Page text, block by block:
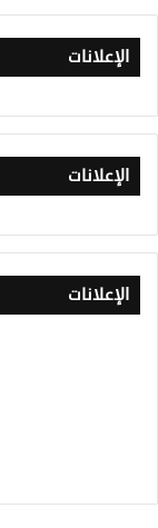
الإعلانات
الإعلانات
الإعلانات